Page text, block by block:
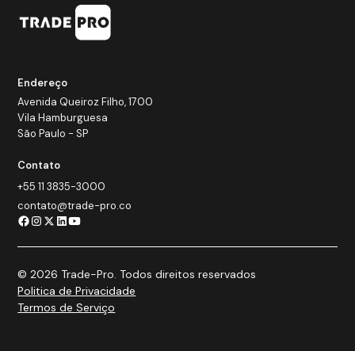
Endereço
Avenida Queiroz Filho, 1700
Vila Hamburguesa
São Paulo - SP
Contato
+55 11 3835-3000
contato@trade-pro.co
© 2026 Trade-Pro. Todos direitos reservados
Politica de Privacidade
Termos de Serviço